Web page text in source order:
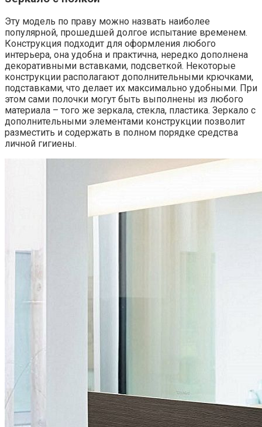
Эту модель по праву можно назвать наиболее
популярной, прошедшей долгое испытание временем.
Конструкция подходит для оформления любого
интерьера, она удобна и практична, нередко дополнена
декоративными вставками, подсветкой. Некоторые
конструкции располагают дополнительными крючками,
подставками, что делает их максимально удобными. При
этом сами полочки могут быть выполнены из любого
материала – того же зеркала, стекла, пластика. Зеркало с
дополнительными элементами конструкции позволит
разместить и содержать в полном порядке средства
личной гигиены.